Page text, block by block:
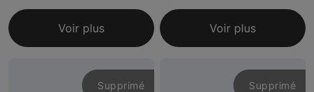
Voir plus Voir plus
Supprimé Supprimé